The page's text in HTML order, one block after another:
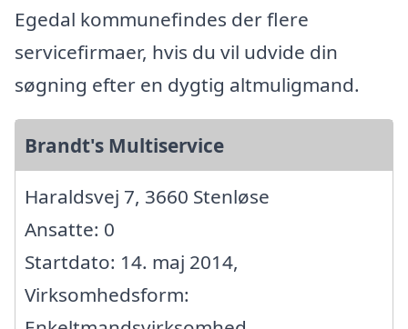
Egedal kommunefindes der flere
servicefirmaer, hvis du vil udvide din
søgning efter en dygtig altmuligmand.
Brandt's Multiservice
Haraldsvej 7, 3660 Stenløse
Ansatte: 0
Startdato: 14. maj 2014,
Virksomhedsform: